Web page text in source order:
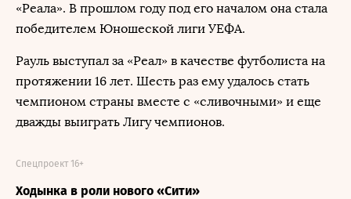
«Реала». В прошлом году под его началом она стала
победителем Юношеской лиги УЕФА.
Рауль выступал за «Реал» в качестве футболиста на
протяжении 16 лет. Шесть раз ему удалось стать
чемпионом страны вместе с «сливочными» и еще
дважды выиграть Лигу чемпионов.
Ходынка в роли нового «Сити»
Спецпроект 16+